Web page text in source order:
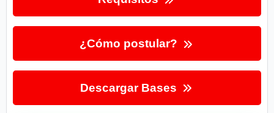
¿Cómo postular?
Descargar Bases